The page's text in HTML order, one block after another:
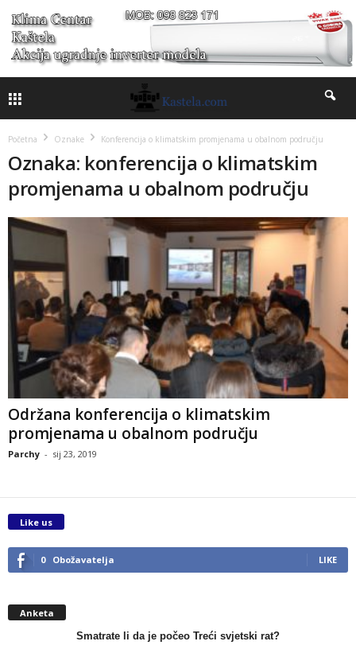
Početna Oznake Konferencija o klimatskim promjenama u obalnom području
Oznaka: konferencija o klimatskim
promjenama u obalnom području
Održana konferencija o klimatskim
promjenama u obalnom području
Parchy - sij 23, 2019
Like us
0 Obožavatelja LIKE
Anketa
Smatrate li da je počeo Treći svjetski rat?